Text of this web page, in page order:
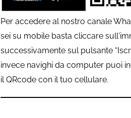
Per accedere al nostro canale
sei su mobile basta cliccare
successivamente sul pulsante
invece navighi da computer puoi
il QRcode con il tuo cellulare.